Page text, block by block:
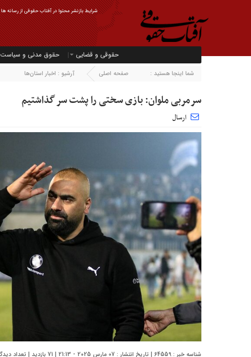
شرایط بازنشر محتوا در آفتاب حقوقی از رسانه ها
حقوقی و قضایی حقوق مدنی و سیاست
شما اینجا هستید : صفحه اصلی آرشیو : اخبار استان‌ها
سرمربی ملوان: بازی سختی را پشت سر گذاشتیم
ارسال
شناسه خبر : 64559 | تاریخ انتشار : 07 مارس 2025 - 21:13 | 71 بازدید | تعداد دیدگاه :